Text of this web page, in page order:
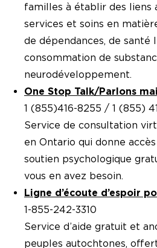
familles à établir des liens
services et soins en
de dépendances, de santé
consommation de
neurodéveloppement.
One Stop Talk/Parlons
1 (855)416-8255 / 1 (855)
Service de consultation
en Ontario qui donne
soutien psychologique
vous en avez besoin.
Ligne d’écoute d’espoir
1-855-242-3310
Service d’aide gratuit et
peuples autochtones,